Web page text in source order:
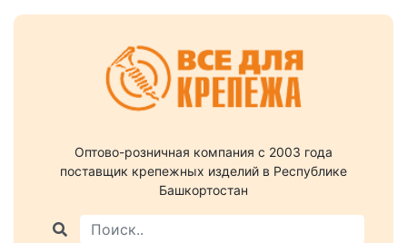
Оптово-розничная компания c 2003 года
поставщик крепежных изделий в Республике
Башкортостан